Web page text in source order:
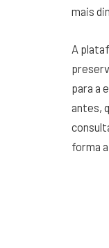
mais
A
para a
antes,
forma